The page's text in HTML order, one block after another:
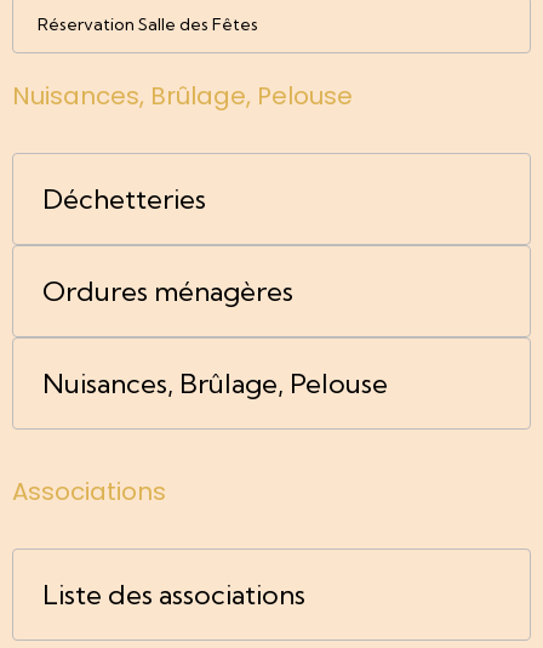
Réservation Salle des Fêtes
Nuisances, Brûlage, Pelouse
Déchetteries
Ordures ménagères
Nuisances, Brûlage, Pelouse
Associations
Liste des associations